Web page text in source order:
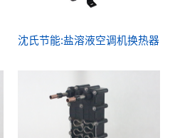
沈氏节能:盐溶液空调机换热器